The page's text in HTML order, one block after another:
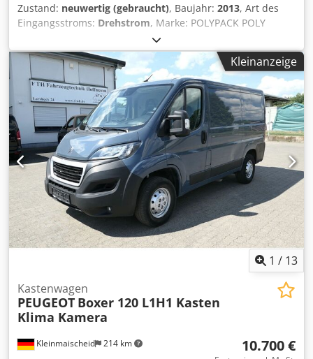
Zustand: neuwertig (gebraucht), Baujahr: 2013, Art des
Eingangsstroms: Drehstrom, Marke: POLYPACK POLY
2080TL Schrumpffolientunnel Baujahr: 2013 Automatische
Schrumpfverpackungsmaschine mit motorisiertem
Förderer. Produktabmessungen max: 800x600x600mm
Codpfx Aajhv Sldjfsha Produktabmessungen Mini:
200x50x50 mm Stromversorgung rechts Ausgabe ca. 7-10
Zyklen/Minute Arbeitshöhe: 850 mm Energie: 30 KW / 380 V
Drehstrom / Druckluft 5-7 bar Produktsensorzelle
Motorisierter oberer und unterer Spulenabwickler
Schneider-Anzeige Schneider SPS Filmrolle: - 35-90 Mikron
- maximaler Durchmesser 400 mm - maximale Breite 600
mm Tunnelgröße Ho 1500 x B 800 x Ma 600 mm
Edelstahlfolienschweißbreite: 800 mm Edelstahlstruktur
Maschinenlänge:
Kleinanzeige
1 / 13
Kleinmaischeid 214 km
Kastenwagen
PEUGEOT Boxer 120 L1H1 Kasten
Klima Kamera
10.700 €